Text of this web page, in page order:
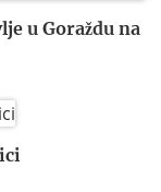
u Goraždu na